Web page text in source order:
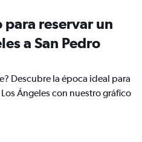
reservar un
a San Pedro
Descubre la época ideal para
Ángeles con nuestro gráfico